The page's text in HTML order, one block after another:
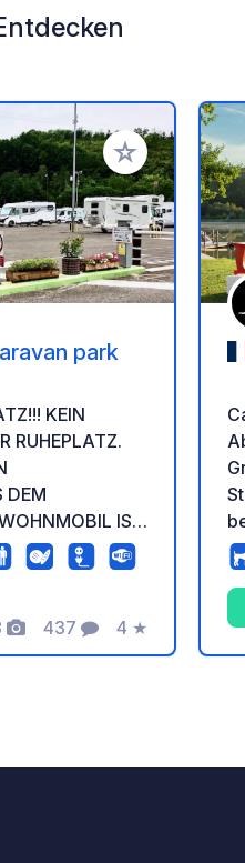
Zu Ihren
park
KEIN
RUHEPLATZ.
DEM
IST
Fahrzeuge,
Motorräder
vor der
437
Kommentare
4
Bewertung
★